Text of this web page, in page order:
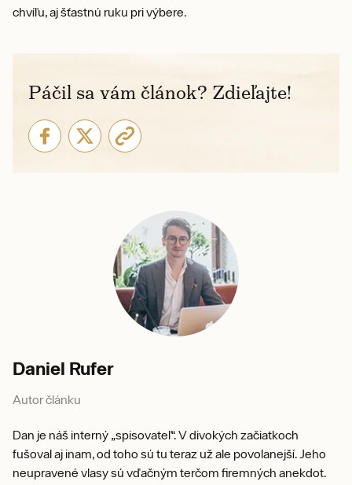
chvíľu, aj šťastnú ruku pri výbere.
Páčil sa vám článok? Zdieľajte!
Daniel Rufer
Autor článku
Dan je náš interný „spisovateľ“. V divokých začiatkoch
fušoval aj inam, od toho sú tu teraz už ale povolanejší. Jeho
neupravené vlasy sú vďačným terčom firemných anekdot.